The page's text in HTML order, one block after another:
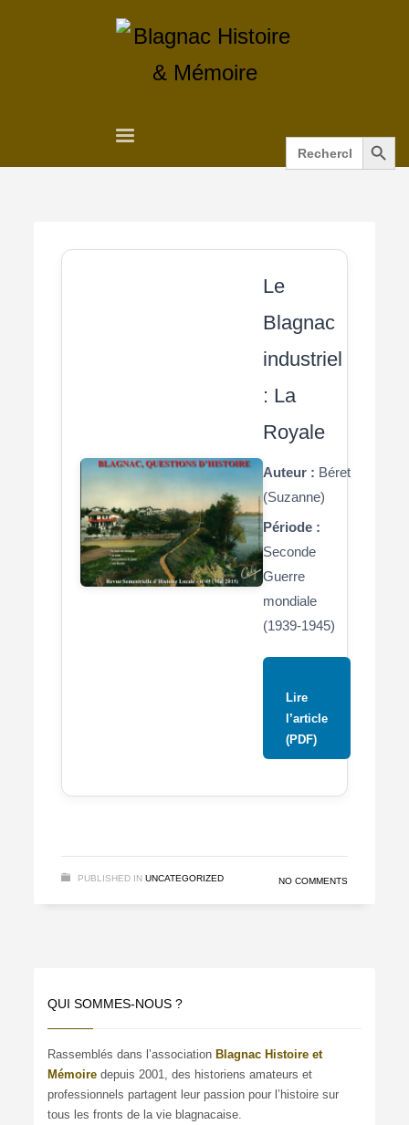
Search
for:
Search Button
Le
Blagnac
industriel
: La
Royale
Auteur : Béret
(Suzanne)
Période :
Seconde
Guerre
mondiale
(1939-1945)
Lire
l’article
(PDF)
PUBLISHED IN UNCATEGORIZED NO COMMENTS
QUI SOMMES-NOUS ?
Rassemblés dans l’associationBlagnac Histoire et
Mémoire depuis 2001, des historiens amateurs et
professionnels partagent leur passion pour l’histoire sur
tous les fronts de la vie blagnacaise.